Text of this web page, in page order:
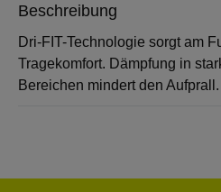
Beschreibung
Dri-FIT-Technologie sorgt am
Tragekomfort. Dämpfung in
Bereichen mindert den